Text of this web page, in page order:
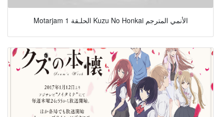
Motarjam الحلـقة 1 Kuzu No Honkai الأنمي المترجم